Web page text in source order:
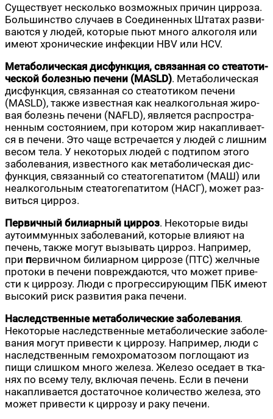
Суще­ству­ет несколь­ко воз­мож­ных при­чин цир­ро­за.
Боль­шин­ство слу­ча­ев в Соеди­нен­ных Шта­тах раз­ви­
ва­ют­ся у людей, кото­рые пьют мно­го алко­го­ля или
име­ют хро­ни­че­ские инфек­ции HBV или HCV.
Мета­бо­ли­че­ская дис­функ­ция, свя­зан­ная со сте­а­то­ти­
че­ской болез­нью пече­ни (MASLD). Мета­бо­ли­че­ская
дис­функ­ция, свя­зан­ная со сте­а­то­ти­ком пече­ни
(MASLD), так­же извест­ная как неал­ко­голь­ная жиро­
вая болезнь пече­ни (NAFLD), явля­ет­ся рас­про­стра­
нен­ным состо­я­ни­ем, при кото­ром жир накап­ли­ва­ет­
ся в пече­ни. Это чаще встре­ча­ет­ся у людей с лиш­ним
весом тела. У неко­то­рых людей с под­ти­пом это­го
забо­ле­ва­ния, извест­но­го как мета­бо­ли­че­ская дис­
функ­ция, свя­зан­ный со сте­а­то­ге­па­ти­том (МАШ) или
неал­ко­голь­ным сте­а­то­ге­па­ти­том (НАСГ), может раз­
вить­ся цирроз.
Пер­вич­ный били­ар­ный цир­роз. Неко­то­рые виды
ауто­им­мун­ных забо­ле­ва­ний, кото­рые вли­я­ют на
печень, так­же могут вызы­вать цир­роз. Напри­мер,
при первич­ном били­ар­ном цир­ро­зе (ПТС) желч­ные
про­то­ки в пече­ни повре­жда­ют­ся, что может при­ве­
сти к цир­ро­зу. Люди с про­грес­си­ру­ю­щим ПБК име­ют
высо­кий риск раз­ви­тия рака печени.
Наслед­ствен­ные мета­бо­ли­че­ские забо­ле­ва­ния.
Неко­то­рые наслед­ствен­ные мета­бо­ли­че­ские забо­ле­
ва­ния могут при­ве­сти к цир­ро­зу. Напри­мер, люди с
наслед­ствен­ным гемо­хро­ма­то­зом погло­ща­ют из
пищи слиш­ком мно­го желе­за. Желе­зо осе­да­ет в тка­
нях по все­му телу, вклю­чая печень. Если в пече­ни
накап­ли­ва­ет­ся доста­точ­ное коли­че­ство желе­за, это
может при­ве­сти к цир­ро­зу и раку печени.